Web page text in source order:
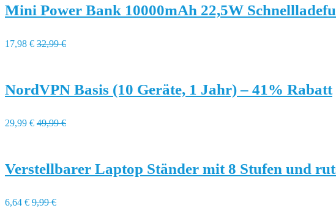
Mini Power Bank 10000mAh 22,5W
17,98 € 32,99 €
NordVPN Basis (10 Geräte, 1 Jahr) – 41% Rabatt
29,99 € 49,99 €
Verstellbarer Laptop Ständer mit 8 Stufen und
6,64 € 9,99 €